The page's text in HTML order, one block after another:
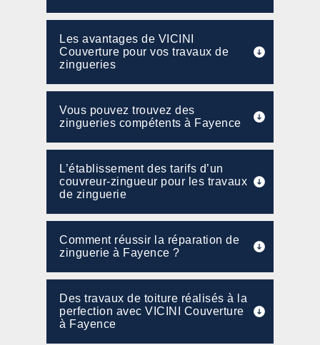
Les avantages de VICINI
Couverture pour vos travaux de
zingueries
Vous pouvez trouvez des
zingueries compétents à Fayence
L’établissement des tarifs d’un
couvreur-zingueur pour les travaux
de zinguerie
Comment réussir la réparation de
zinguerie à Fayence ?
Des travaux de toiture réalisés à la
perfection avec VICINI Couverture
à Fayence